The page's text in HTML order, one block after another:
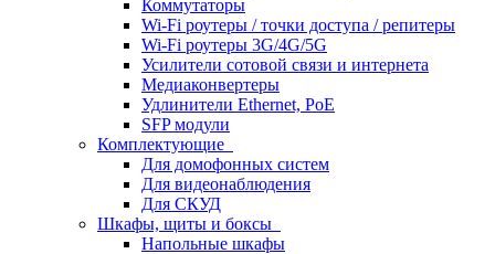
Коммутаторы
Wi-Fi роутеры / точки доступа / репитеры
Wi-Fi роутеры 3G/4G/5G
Усилители сотовой связи и интернета
Медиаконвертеры
Удлинители Ethernet, PoE
SFP модули
Комплектующие
Для домофонных систем
Для видеонаблюдения
Для СКУД
Шкафы, щиты и боксы
Напольные шкафы